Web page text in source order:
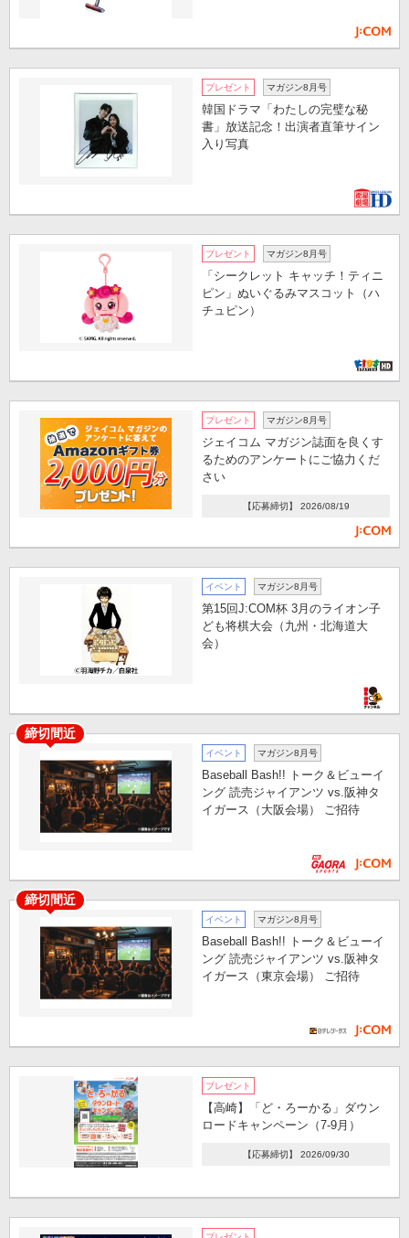
プレゼント マガジン8月号
韓国ドラマ「わたしの完璧な秘
書」放送記念！出演者直筆サイン
入り写真
プレゼント マガジン8月号
「シークレット キャッチ！ティニ
ピン」ぬいぐるみマスコット（ハ
チュピン）
プレゼント マガジン8月号
ジェイコム マガジン誌面を良くす
るためのアンケートにご協力くだ
さい
【応募締切】 2026/08/19
イベント マガジン8月号
第15回J:COM杯 3月のライオン子
ども将棋大会（九州・北海道大
会）
締切間近
イベント マガジン8月号
Baseball Bash!! トーク＆ビューイ
ング 読売ジャイアンツ vs.阪神タ
イガース（大阪会場） ご招待
締切間近
イベント マガジン8月号
Baseball Bash!! トーク＆ビューイ
ング 読売ジャイアンツ vs.阪神タ
イガース（東京会場） ご招待
プレゼント
【高崎】「ど・ろーかる」ダウン
ロードキャンペーン（7-9月）
【応募締切】 2026/09/30